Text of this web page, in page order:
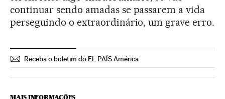
continuar sendo amadas se passarem a vida
perseguindo o extraordinário, um grave erro.
Receba o boletim do EL PAÍS América
MAIS INFORMAÇÕES